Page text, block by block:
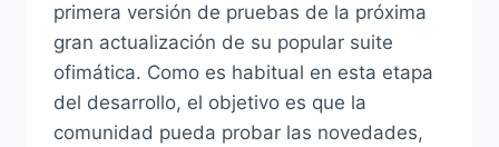
primera versión de pruebas de la próxima
gran actualización de su popular suite
ofimática. Como es habitual en esta etapa
del desarrollo, el objetivo es que la
comunidad pueda probar las novedades,